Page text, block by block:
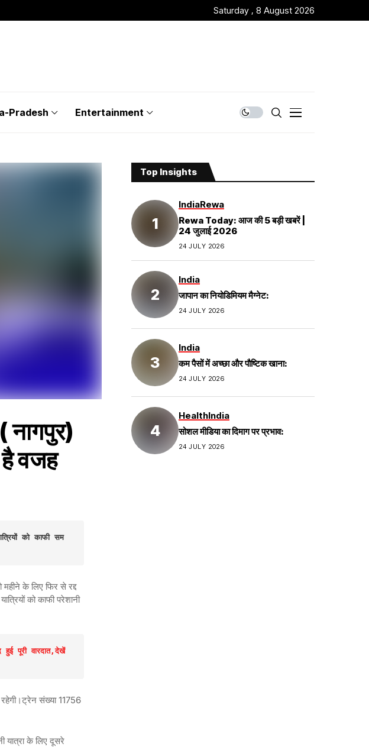
Saturday , 8 August 2026
Pradesh Entertainment
नागपुर)
है वजह
को काफी सम
के लिए फिर से रद्द
को काफी परेशानी
पूरी वारदात,देखें
रहेगी।ट्रेन संख्या 11756
यात्रा के लिए दूसरे
Top Insights
IndiaRewa
Rewa Today: आज की 5 बड़ी खबरें |
24 जुलाई 2026
24 JULY 2026
India
जापान का नियोडिमियम मैग्नेट:
24 JULY 2026
India
कम पैसों में अच्छा और पौष्टिक खाना:
24 JULY 2026
HealthIndia
सोशल मीडिया का दिमाग पर प्रभाव:
24 JULY 2026